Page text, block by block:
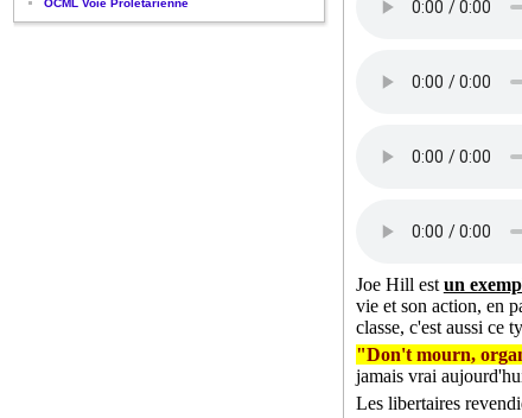
OCML Voie Prolétarienne
Joe Hill est un
vie et son action, en
classe, c'est aussi ce
"Don't mourn,
jamais vrai
Les libertaires